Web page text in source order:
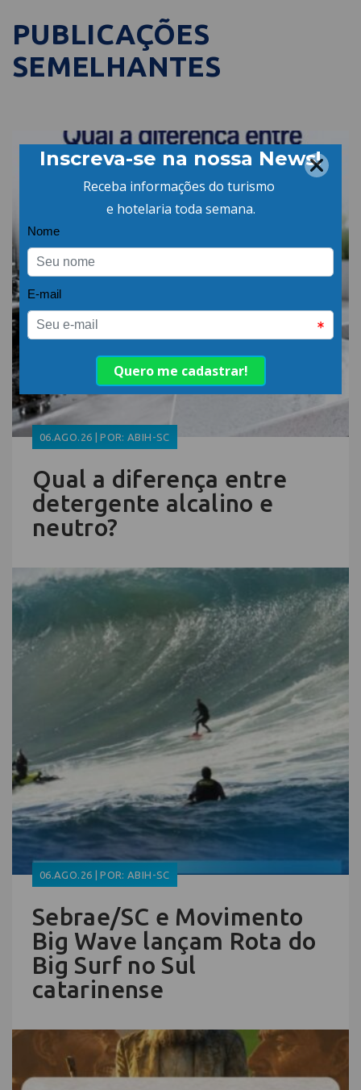
PUBLICAÇÕES
SEMELHANTES
06.AGO.26 | POR: ABIH-SC
Qual a diferença entre
detergente alcalino e
neutro?
06.AGO.26 | POR: ABIH-SC
Sebrae/SC e Movimento
Big Wave lançam Rota do
Big Surf no Sul
catarinense